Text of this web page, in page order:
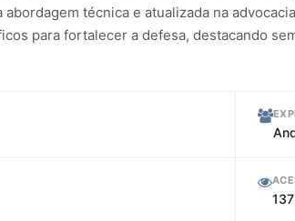
técnica e atualizada na
para fortalecer a defesa, destacando